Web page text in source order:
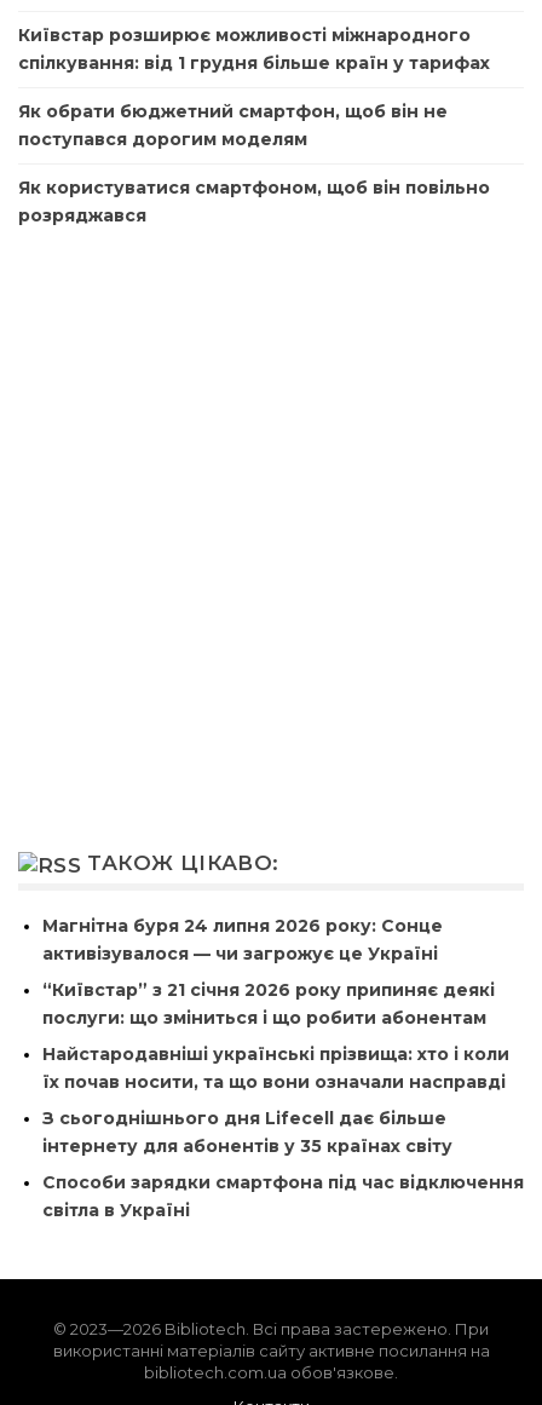
Київстар розширює можливості міжнародного
спілкування: від 1 грудня більше країн у тарифах
Як обрати бюджетний смартфон, щоб він не
поступався дорогим моделям
Як користуватися смартфоном, щоб він повільно
розряджався
ТАКОЖ ЦІКАВО:
Магнітна буря 24 липня 2026 року: Сонце
активізувалося — чи загрожує це Україні
“Київстар” з 21 січня 2026 року припиняє деякі
послуги: що зміниться і що робити абонентам
Найстародавніші українські прізвища: хто і коли
їх почав носити, та що вони означали насправді
З сьогоднішнього дня Lifecell дає більше
інтернету для абонентів у 35 країнах світу
Способи зарядки смартфона під час відключення
світла в Україні
© 2023—2026 Bibliotech. Всі права застережено. При
використанні матеріалів сайту активне посилання на
bibliotech.com.ua обов'язкове.